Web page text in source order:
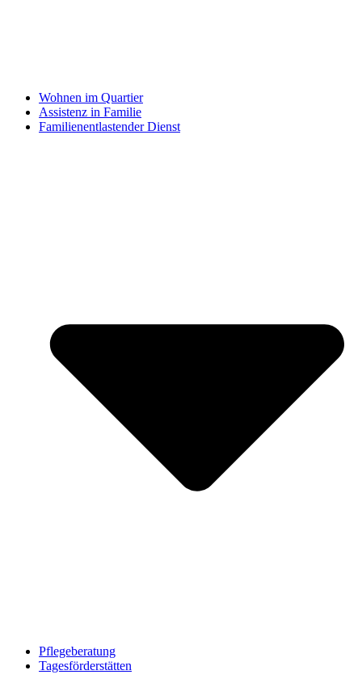
Wohnen im Quartier
Assistenz in Familie
Familienentlastender Dienst
Pflegeberatung
Tagesförderstätten